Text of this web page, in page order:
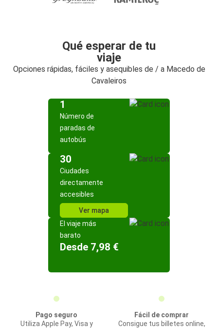
Qué esperar de tu
viaje
Opciones rápidas, fáciles y asequibles de / a Macedo de
Cavaleiros
1
Número de
paradas de
autobús
30
Ciudades
directamente
accesibles
Ver mapa
El viaje más
barato
Desde 7,98 €
Pago seguro
Utiliza Apple Pay, Visa y
Fácil de comprar
Consigue tus billetes online,